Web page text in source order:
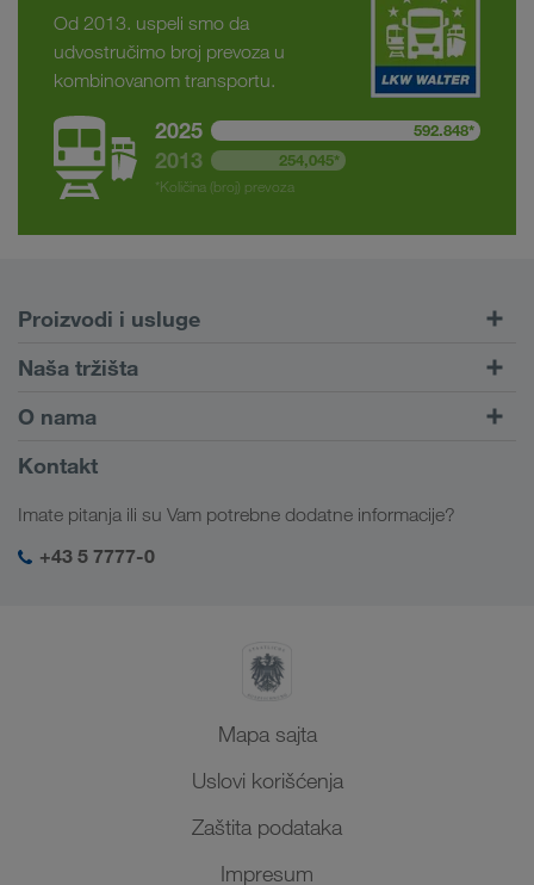
Od 2013. uspeli smo da
udvostručimo broj prevoza u
kombinovanom transportu.
2025 592.848*
2013
254,045*
*Količina (broj) prevoza
Proizvodi i usluge
Drumski transport
Portal za klijente CONNECT
Digitalna rešenja
Rešenja za industriju
Naša tržišta
Evropa
Kavkaz
Centralna Azija
Bliski Istok
O nama
Informacije o preduzeću
Društvena odgovornost
SHEQ menadžment
Kontakt
Imate pitanja ili su Vam potrebne dodatne informacije?
+43 5 7777-0
Mapa sajta
Uslovi korišćenja
Zaštita podataka
Impresum